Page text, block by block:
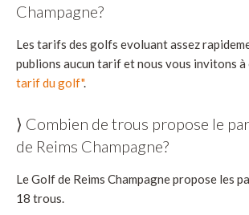
Champagne?
Les tarifs des golfs evoluant assez
publions aucun tarif et nous vous invitons
tarif du golf".
⟩ Combien de trous propose le
de Reims Champagne?
Le Golf de Reims Champagne propose les
18 trous.